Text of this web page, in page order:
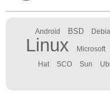
Android BSD
Linux Microsoft
Hat SCO Sun